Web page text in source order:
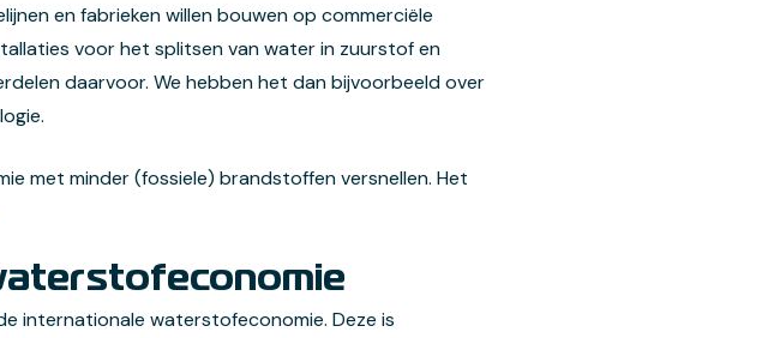
en fabrieken willen bouwen op commerciële
voor het splitsen van water in zuurstof en
daarvoor. We hebben het dan bijvoorbeeld over
met minder (fossiele) brandstoffen versnellen. Het
internationale waterstofeconomie. Deze is